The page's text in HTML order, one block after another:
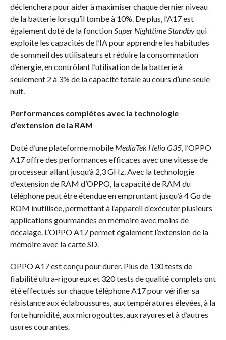
déclenchera pour aider à maximiser chaque dernier niveau
de la batterie lorsqu’il tombe à 10%. De plus, l’A17 est
également doté de la fonctionSuper Nighttime Standbyqui
exploite les capacités de l’IA pour apprendre les habitudes
de sommeil des utilisateurs et réduire la consommation
d’énergie, en contrôlant l’utilisation de la batterie à
seulement 2 à 3% de la capacité totale au cours d’une seule
nuit.
Performances complètes avec la technologie
d’extension de la RAM
Doté d’une plateforme mobile MediaTek Helio G35, l’OPPO
A17 offre des performances efficaces avec une vitesse de
processeur allant jusqu’à 2,3 GHz. Avec la technologie
d’extension de RAM d’OPPO, la capacité de RAM du
téléphone peut être étendue en empruntant jusqu’à 4 Go de
ROM inutilisée, permettant à l’appareil d’exécuter plusieurs
applications gourmandes en mémoire avec moins de
décalage. L’OPPO A17 permet également l’extension de la
mémoire avec la carte SD.
OPPO A17 est conçu pour durer. Plus de 130 tests de
fiabilité ultra-rigoureux et 320 tests de qualité complets ont
été effectués sur chaque téléphone A17 pour vérifier sa
résistance aux éclaboussures, aux températures élevées, à la
forte humidité, aux microgouttes, aux rayures et à d’autres
usures courantes.